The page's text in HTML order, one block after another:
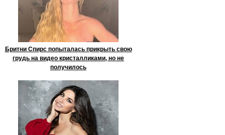
Бритни Спирс попыталась прикрыть свою
грудь на видео кристалликами, но не
получилось